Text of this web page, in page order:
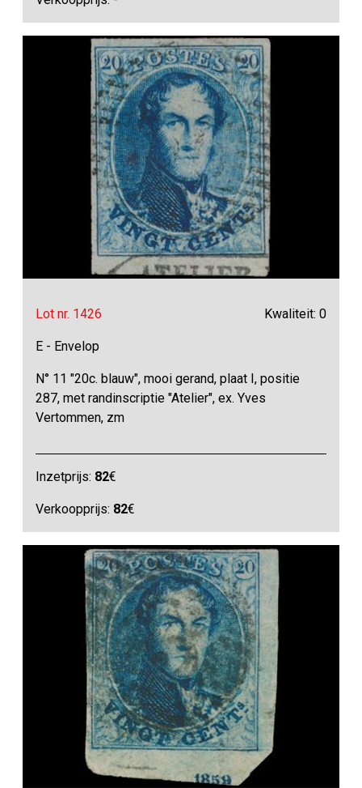
Lot nr. 1426 Kwaliteit: 0
E - Envelop
N° 11 "20c. blauw", mooi gerand, plaat I, positie
287, met randinscriptie "Atelier", ex. Yves
Vertommen, zm
Inzetprijs: 82€
Verkoopprijs: 82€